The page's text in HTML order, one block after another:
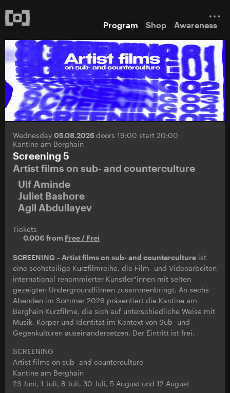
Program Shop Awareness
Wednesday 05.08.2026doors 19:00 start 20:00
Kantine am Berghain
Screening 5
Artist films on sub- and counterculture
Ulf Aminde
Juliet Bashore
Agil Abdullayev
Tickets
0.00€ from Free / Frei
SCREENING – Artist films on sub- and counterculture ist
eine sechsteilige Kurzfilmreihe, die Film- und Videoarbeiten
international renommierter Künstler*innen mit selten
gezeigten Undergroundfilmen zusammenbringt. An sechs
Abenden im Sommer 2026 präsentiert die Kantine am
Berghain Kurzfilme, die sich auf unterschiedliche Weise mit
Musik, Körper und Identität im Kontext von Sub- und
Gegenkulturen auseinandersetzen. Der Eintritt ist frei.
SCREENING
Artist films on sub- and counterculture
Kantine am Berghain
23 Juni, 1 Juli, 8 Juli, 30 Juli, 5 August und 12 August